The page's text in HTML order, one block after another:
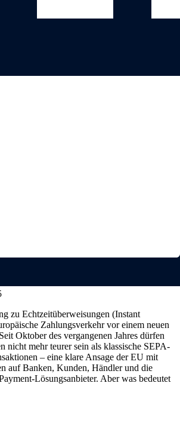
zu Echtzeitüberweisungen (Instant
Zahlungsverkehr vor einem neuen
Oktober des vergangenen Jahres dürfen
nicht mehr teurer sein als klassische SEPA-
– eine klare Ansage der EU mit
auf Banken, Kunden, Händler und die
Lösungsanbieter. Aber was bedeutet